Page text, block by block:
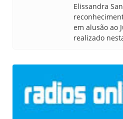
Elissandra
em alusão ao
realizado